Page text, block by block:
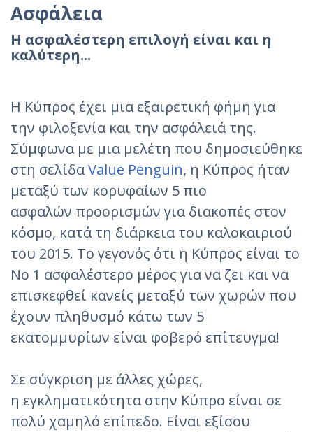
Ασφάλεια
H ασφαλέστερη επιλογή είναι και η
καλύτερη...
Η Κύπρος έχει μια εξαιρετική φήμη για
την φιλοξενία και την ασφάλειά της.
Σύμφωνα με μια μελέτη που δημοσιεύθηκε
στη σελίδαValue Penguin, η Κύπρος ήταν
μεταξύ των κορυφαίων 5 πιο
ασφαλών προορισμών για διακοπές στον
κόσμο, κατά τη διάρκεια του καλοκαιριού
του 2015. Το γεγονός ότι η Κύπρος είναι το
Νο 1 ασφαλέστερο μέρος για να ζει και να
επισκεφθεί κανείς μεταξύ των χωρών που
έχουν πληθυσμό κάτω των 5
εκατομμυρίων είναι φοβερό επίτευγμα!
Σε σύγκριση με άλλες χώρες,
η εγκληματικότητα στην Κύπρο είναι σε
πολύ χαμηλό επίπεδο. Είναι εξίσου